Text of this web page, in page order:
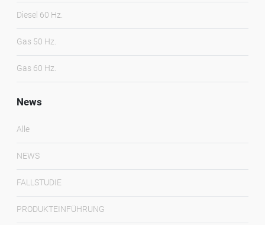
Diesel 60 Hz.
Gas 50 Hz.
Gas 60 Hz.
News
Alle
NEWS
FALLSTUDIE
PRODUKTEINFÜHRUNG